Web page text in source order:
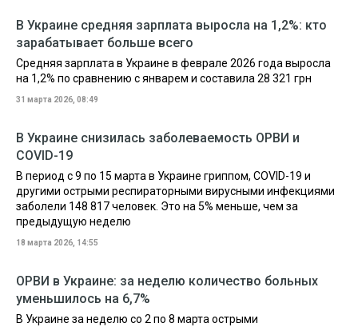
В Украине средняя зарплата выросла на 1,2%: кто
зарабатывает больше всего
Средняя зарплата в Украине в феврале 2026 года выросла
на 1,2% по сравнению с январем и составила 28 321 грн
31 марта 2026, 08:49
В Украине снизилась заболеваемость ОРВИ и
COVID-19
В период с 9 по 15 марта в Украине гриппом, COVID-19 и
другими острыми респираторными вирусными инфекциями
заболели 148 817 человек. Это на 5% меньше, чем за
предыдущую неделю
18 марта 2026, 14:55
ОРВИ в Украине: за неделю количество больных
уменьшилось на 6,7%
В Украине за неделю со 2 по 8 марта острыми